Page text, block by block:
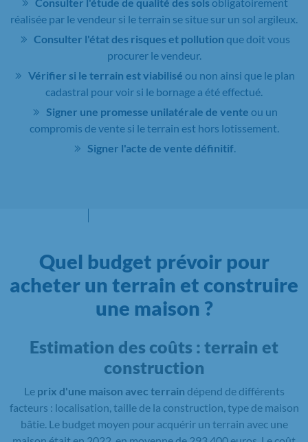
réalisée par le vendeur si le terrain se situe sur un sol argileux.
Consulter l'état des risques et pollution que doit vous
procurer le vendeur.
Vérifier si le terrain est viabilisé ou non ainsi que le plan
cadastral pour voir si le bornage a été effectué.
Signer une promesse unilatérale de vente ou un
compromis de vente si le terrain est hors lotissement.
Signer l'acte de vente définitif
Quel budget prévoir pour
acheter un terrain et construire
une maison ?
Estimation des coûts : terrain et
construction
Le prix d'une maison avec terrain dépend de différents
facteurs : localisation, taille de la construction, type de maison
bâtie. Le budget moyen pour acquérir un terrain avec une